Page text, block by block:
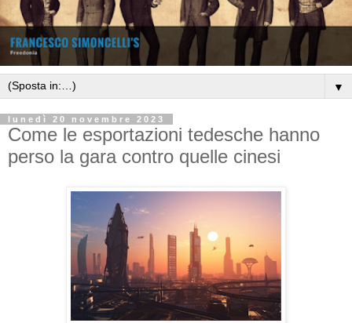
▼
lunedì 20 novembre 2023
Come le esportazioni tedesche hanno
perso la gara contro quelle cinesi